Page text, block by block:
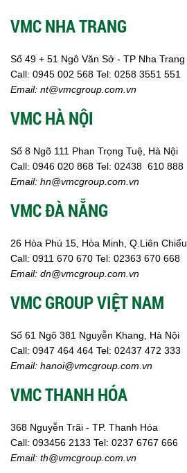
VMC NHA TRANG
Số 49 + 51 Ngô Văn Sở - TP Nha Trang
Call: 0945 002 568 Tel: 0258 3551 551
Email: nt@vmcgroup.com.vn
VMC HÀ NỘI
Số 8 Ngõ 111 Phan Trọng Tuệ, Hà Nội
Call: 0946 020 868 Tel: 02438 610 888
Email: hn@vmcgroup.com.vn
VMC ĐÀ NẴNG
26 Hòa Phú 15, Hòa Minh, Q.Liên Chiểu
Call: 0911 670 670 Tel: 02363 670 668
Email: dn@vmcgroup.com.vn
VMC GROUP VIỆT NAM
Số 61 Ngõ 381 Nguyễn Khang, Hà Nội
Call: 0947 464 464 Tel: 02437 472 333
Email: hanoi@vmcgroup.com.vn
VMC THANH HÓA
368 Nguyễn Trãi - TP. Thanh Hóa
Call: 093456 2133 Tel: 0237 6767 666
Email: th@vmcgroup.com.vn